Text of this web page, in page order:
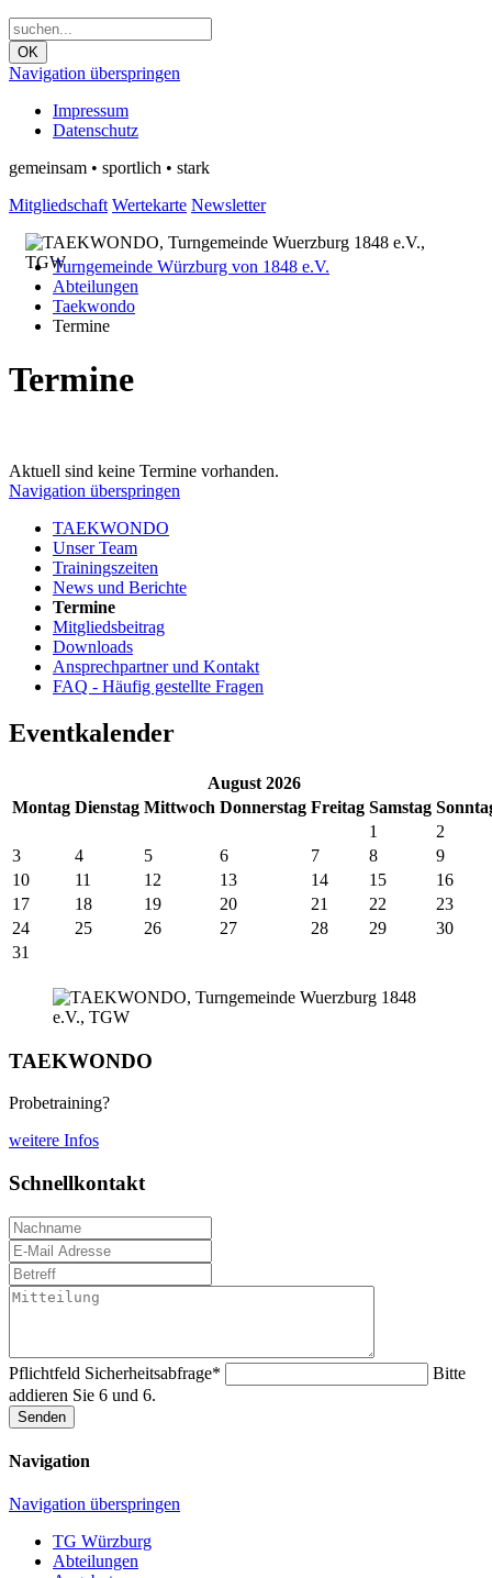
OK
Navigation überspringen
Impressum
Datenschutz
gemeinsam • sportlich • stark
Mitgliedschaft Wertekarte Newsletter
Turngemeinde Würzburg von 1848 e.V.
Abteilungen
Taekwondo
Termine
Termine
Aktuell sind keine Termine vorhanden.
Navigation überspringen
TAEKWONDO
Unser Team
Trainingszeiten
News und Berichte
Termine
Mitgliedsbeitrag
Downloads
Ansprechpartner und Kontakt
FAQ - Häufig gestellte Fragen
Eventkalender
August 2026
Montag Dienstag Mittwoch Donnerstag Freitag Samstag So
1
2
3
4 5 6 7 8
9
10
11 12 13 14 15
16
17
18 19 20 21 22
23
24
25 26 27 28 29
30
31
TAEKWONDO
Probetraining?
weitere Infos
Schnellkontakt
Pflichtfeld Sicherheitsabfrage*
Bitte
addieren Sie 6 und 6.
Senden
Navigation
Navigation überspringen
TG Würzburg
Abteilungen